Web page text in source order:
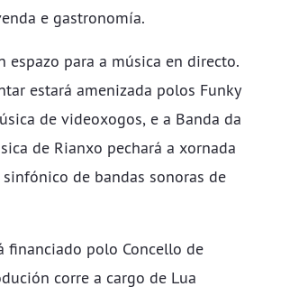
e gastronomía.
espazo para a música en directo.
estará amenizada polos Funky
de videoxogos, e a Banda da
de Rianxo pechará a xornada
de bandas sonoras de
financiado polo Concello de
corre a cargo de Lua